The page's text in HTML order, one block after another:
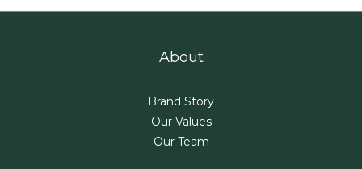
About
Brand Story
Our Values
Our Team